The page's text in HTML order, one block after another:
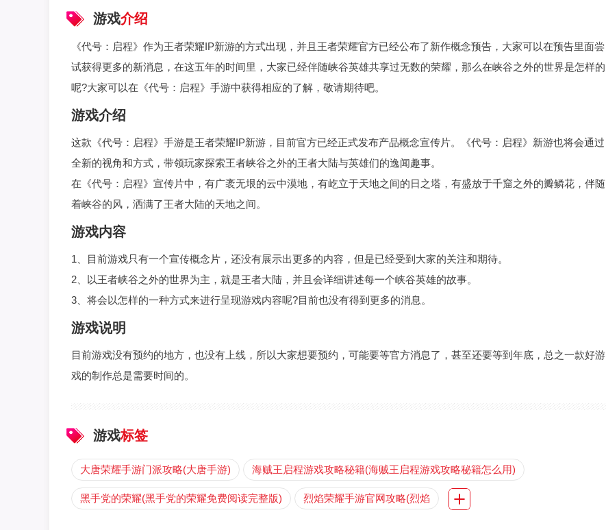
游戏介绍
《代号：启程》作为王者荣耀IP新游的方式出现，并且王者荣耀官方已经公布了新作概念预告，大家可以在预告里面尝
试获得更多的新消息，在这五年的时间里，大家已经伴随峡谷英雄共享过无数的荣耀，那么在峡谷之外的世界是怎样的
呢?大家可以在《代号：启程》手游中获得相应的了解，敬请期待吧。
游戏介绍
这款《代号：启程》手游是王者荣耀IP新游，目前官方已经正式发布产品概念宣传片。《代号：启程》新游也将会通过
全新的视角和方式，带领玩家探索王者峡谷之外的王者大陆与英雄们的逸闻趣事。
在《代号：启程》宣传片中，有广袤无垠的云中漠地，有屹立于天地之间的日之塔，有盛放于千窟之外的瓣鳞花，伴随
着峡谷的风，洒满了王者大陆的天地之间。
游戏内容
1、目前游戏只有一个宣传概念片，还没有展示出更多的内容，但是已经受到大家的关注和期待。
2、以王者峡谷之外的世界为主，就是王者大陆，并且会详细讲述每一个峡谷英雄的故事。
3、将会以怎样的一种方式来进行呈现游戏内容呢?目前也没有得到更多的消息。
游戏说明
目前游戏没有预约的地方，也没有上线，所以大家想要预约，可能要等官方消息了，甚至还要等到年底，总之一款好游
戏的制作总是需要时间的。
游戏标签
大唐荣耀手游门派攻略(大唐手游) 海贼王启程游戏攻略秘籍(海贼王启程游戏攻略秘籍怎么用)
黑手党的荣耀(黑手党的荣耀免费阅读完整版) 烈焰荣耀手游官网攻略(烈焰